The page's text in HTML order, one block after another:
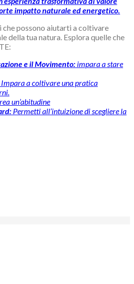
impatto naturale ed energetico.
che possono aiutarti a coltivare
della tua natura. Esplora quelle che
e il Movimento: impara a stare
Impara a coltivare una pratica
un’abitudine
Permetti all’intuizione di scegliere la